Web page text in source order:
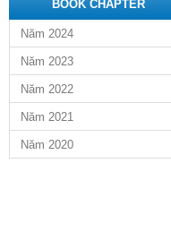
BOOK CHAPTER
Năm 2024
Năm 2023
Năm 2022
Năm 2021
Năm 2020